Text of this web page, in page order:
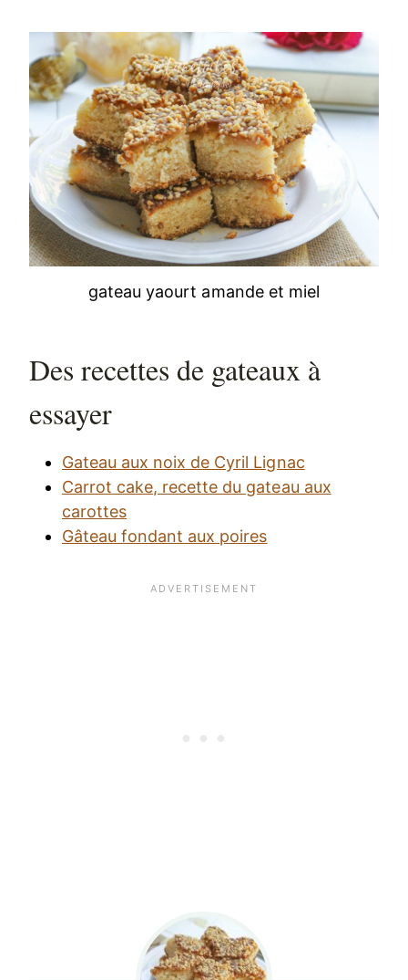
gateau yaourt amande et miel
Des recettes de gateaux à
essayer
Gateau aux noix de Cyril Lignac
Carrot cake, recette du gateau aux
carottes
Gâteau fondant aux poires